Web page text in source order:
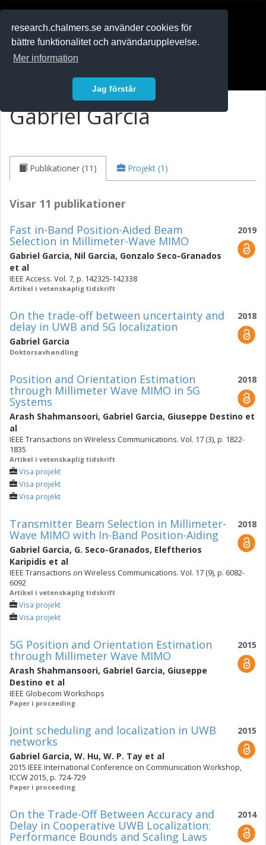
research.chalmers.se använder cookies för
bättre funktionalitet och användarupplevelse.
Mer information
Jag förstår
Gabriel Garcia
Publikationer (11) Projekt (1)
Visar 11 publikationer
2019
Fast in-Band Position-Aided Beam
Selection in Millimeter-Wave MIMO
Gabriel Garcia, Nil Garcia, Gonzalo Seco-Granados
et al
IEEE Access. Vol. 7, p. 142325-142338
Artikel i vetenskaplig tidskrift
2018
On the trade-off between uncertainty and
delay in UWB and 5G localization
Gabriel Garcia
Doktorsavhandling
2018
Position and Orientation Estimation
through Millimeter Wave MIMO in 5G
Systems
Arash Shahmansoori, Gabriel Garcia, Giuseppe Destino et
al
IEEE Transactions on Wireless Communications. Vol. 17 (3), p. 1822-
1835
Artikel i vetenskaplig tidskrift
Visa projekt
Visa projekt
Visa projekt
2018
Transmitter Beam Selection in Millimeter-
Wave MIMO with In-Band Position-Aiding
Gabriel Garcia, G. Seco-Granados, Eleftherios
Karipidis et al
IEEE Transactions on Wireless Communications. Vol. 17 (9), p. 6082-
6092
Artikel i vetenskaplig tidskrift
Visa projekt
Visa projekt
2015
5G Position and Orientation Estimation
through Millimeter Wave MIMO
Arash Shahmansoori, Gabriel Garcia, Giuseppe
Destino et al
IEEE Globecom Workshops
Paper i proceeding
2015
Joint scheduling and localization in UWB
networks
Gabriel Garcia, W. Hu, W. P. Tay et al
2015 IEEE International Conference on Communication Workshop,
ICCW 2015, p. 724-729
Paper i proceeding
2014
On the Trade-Off Between Accuracy and
Delay in Cooperative UWB Localization:
Performance Bounds and Scaling Laws